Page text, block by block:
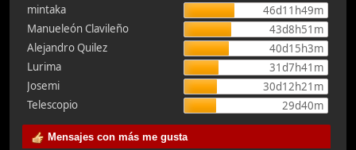
mintaka
46d11h49m
Manueleón Clavileño
43d8h51m
Alejandro Quilez
40d15h3m
Lurima
31d7h41m
Josemi
30d12h21m
Telescopio
29d40m
Mensajes con más me gusta